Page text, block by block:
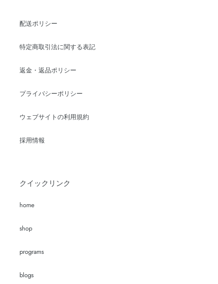
配送ポリシー
特定商取引法に関する表記
返金・返品ポリシー
プライバシーポリシー
ウェブサイトの利用規約
採用情報
クイックリンク
home
shop
programs
blogs